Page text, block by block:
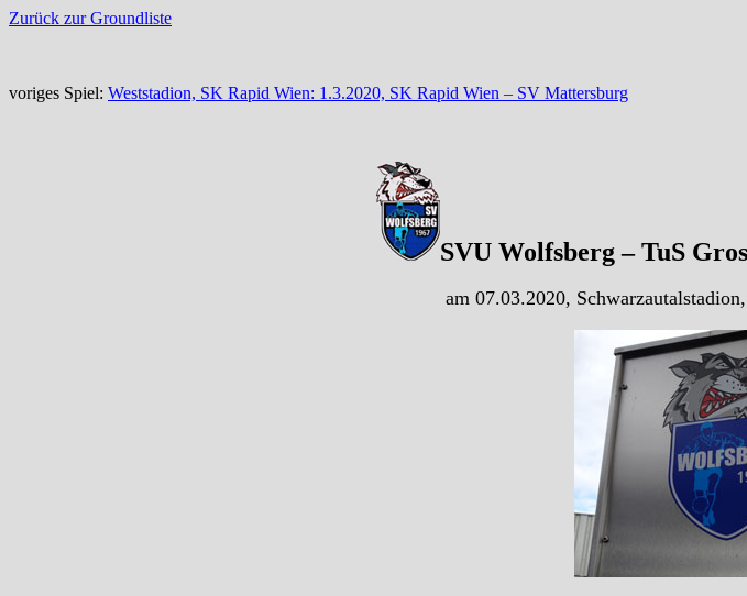
Zurück zur Groundliste
voriges Spiel: Weststadion, SK Rapid Wien: 1.3.2020, SK Rapid Wien – SV Mattersburg
SVU Wolfsberg – TuS
am 07.03.2020,